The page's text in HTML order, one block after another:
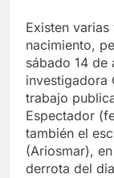
Existen
nacimiento,
sábado 14 de
investigadora
trabajo
Espectador
también el
(Ariosmar),
derrota del